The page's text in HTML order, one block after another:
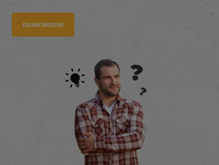
FELIRATKOZOM